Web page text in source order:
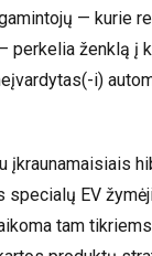
— kurie
perkelia ženklą į
i)
įkraunamaisiais
EV
tam